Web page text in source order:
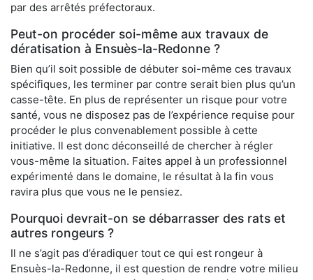
par des arrêtés préfectoraux.
Peut-on procéder soi-même aux travaux de
dératisation à Ensuès-la-Redonne ?
Bien qu’il soit possible de débuter soi-même ces travaux
spécifiques, les terminer par contre serait bien plus qu’un
casse-tête. En plus de représenter un risque pour votre
santé, vous ne disposez pas de l’expérience requise pour
procéder le plus convenablement possible à cette
initiative. Il est donc déconseillé de chercher à régler
vous-même la situation. Faites appel à un professionnel
expérimenté dans le domaine, le résultat à la fin vous
ravira plus que vous ne le pensiez.
Pourquoi devrait-on se débarrasser des rats et
autres rongeurs ?
Il ne s’agit pas d’éradiquer tout ce qui est rongeur à
Ensuès-la-Redonne, il est question de rendre votre milieu